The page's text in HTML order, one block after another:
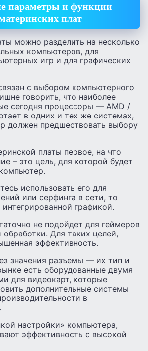
параметры и функции
плат
можно разделить на несколько
компьютеров, для
игр и для графических
с выбором компьютерного
говорить, что наиболее
сегодня процессоры — AMD /
в одних и тех же системах,
должен предшествовать выбору
платы первое, на что
– это цель, для которой будет
использовать его для
или серфинга в сети, то
графикой.
не подойдет для геймеров
обработки. Для таких целей,
эффективность.
значения разъемы — их тип и
есть оборудованные двумя
для видеокарт, которые
дополнительные системы
в
настройки» компьютера,
эффективность с высокой